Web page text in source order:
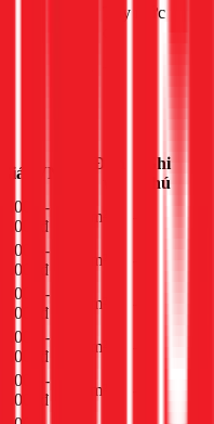
Tùy mức
Giá (VNĐ)
Đơn
Ghi
chú
20.000 -
30.000đ
m²
25.000 -
35.000đ
m²
40.000 -
55.000đ
m²
35.000 -
50.000đ
m²
45.000 -
65.000đ
m²